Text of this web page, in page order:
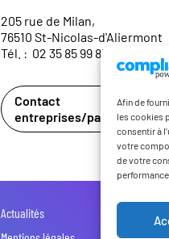
Afin de
les cookies
consentir à
votre
de votre
205 rue de Milan,
76510 St-Nicolas-d'Aliermont
Tél. : 02 35 85 99 85
Contact
entreprises/partenaires
Actualités